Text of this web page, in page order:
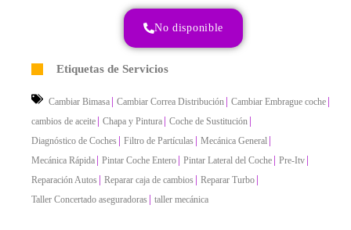
No disponible
Etiquetas de Servicios
Cambiar Bimasa Cambiar Correa Distribución Cambiar Embrague coche
cambios de aceite Chapa y Pintura Coche de Sustitución
Diagnóstico de Coches Filtro de Partículas Mecánica General
Mecánica Rápida Pintar Coche Entero Pintar Lateral del Coche Pre-Itv
Reparación Autos Reparar caja de cambios Reparar Turbo
Taller Concertado aseguradoras taller mecánica